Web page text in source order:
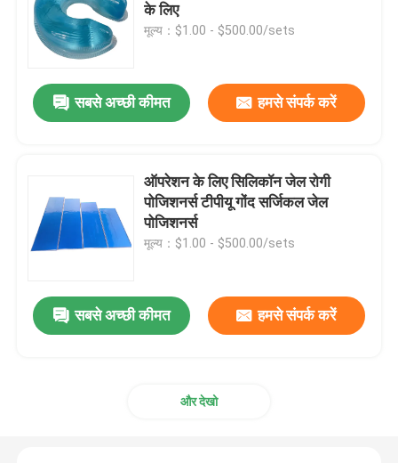
के लिए
मूल्य：$1.00 - $500.00/sets
सबसे अच्छी कीमत हमसे संपर्क करें
ऑपरेशन के लिए सिलिकॉन जेल रोगी
पोजिशनर्स टीपीयू गोंद सर्जिकल जेल
पोजिशनर्स
मूल्य：$1.00 - $500.00/sets
सबसे अच्छी कीमत हमसे संपर्क करें
और देखो